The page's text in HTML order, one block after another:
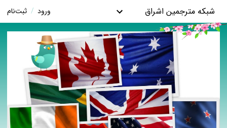
شبکه مترجمین اشراق ورود / ثبت‌نام